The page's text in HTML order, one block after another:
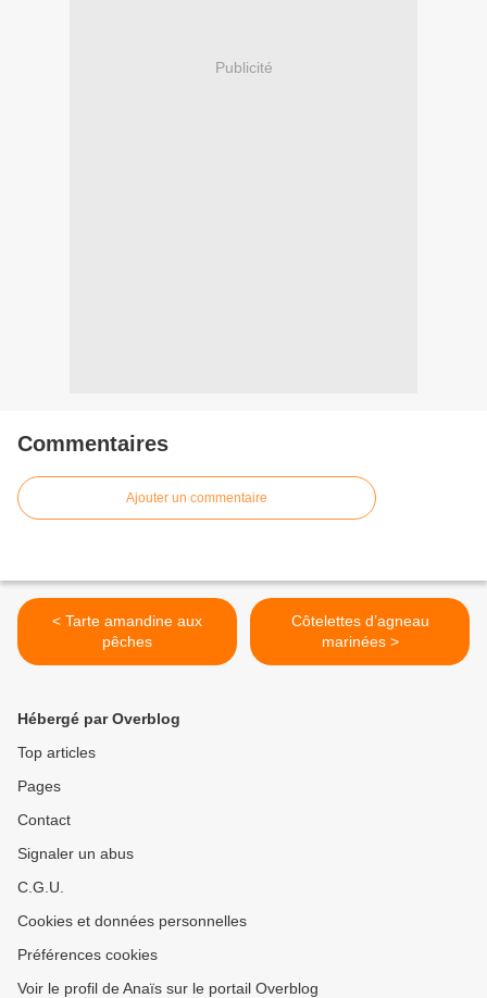
Publicité
Commentaires
Ajouter un commentaire
< Tarte amandine aux
pêches
Côtelettes d’agneau
marinées >
Hébergé par Overblog
Top articles
Pages
Contact
Signaler un abus
C.G.U.
Cookies et données personnelles
Préférences cookies
Voir le profil de Anaïs sur le portail Overblog